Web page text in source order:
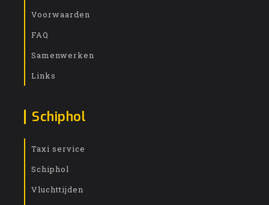
Voorwaarden
FAQ
Samenwerken
Links
Schiphol
Taxi service
Schiphol
Vluchttijden